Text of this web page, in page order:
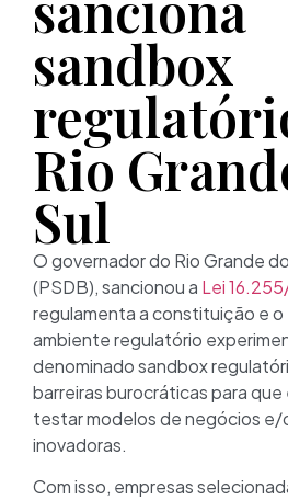
sandbox
Rio
Sul
O governador do Rio Grande
(PSDB), sancionou a Lei
regulamenta a constituição e
ambiente regulatório
denominado sandbox
barreiras burocráticas para
testar modelos de negócios
inovadoras.
Com isso, empresas